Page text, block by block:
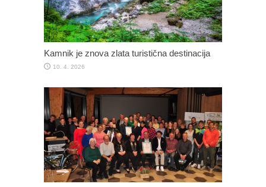
Kamnik je znova zlata turistična destinacija
10. 4. 2026